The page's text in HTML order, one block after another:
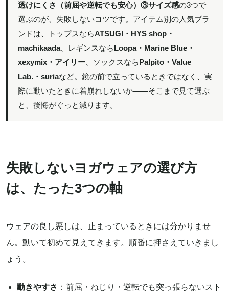
透けにくさ（前屈や逆転でも安心）③サイズ感の3つで
選ぶのが、失敗しないコツです。アイテム別の人気ブラ
ンドは、トップスならATSUGI・HYS shop・
machikaada、レギンスならLoopa・Marine Blue・
xexymix・アイリー 、ソックスならPalpito・Value
Lab.・suriaなど。鏡の前で立っているときではなく、実
際に動いたときに着崩れしないか——そこまで見て選ぶ
と、後悔がぐっと減ります。
失敗しないヨガウェアの選び方
は、たった3つの軸
ウェアの良し悪しは、止まっているときには分かりませ
ん。動いて初めて見えてきます。順番に押さえていきまし
ょう。
動きやすさ ：前屈・ねじり・逆転でも突っ張らないスト